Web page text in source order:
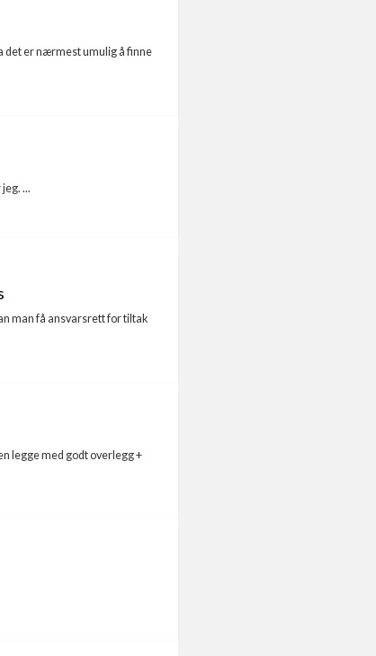
det er nærmest umulig å finne
...
man få ansvarsrett for tiltak
legge med godt overlegg +